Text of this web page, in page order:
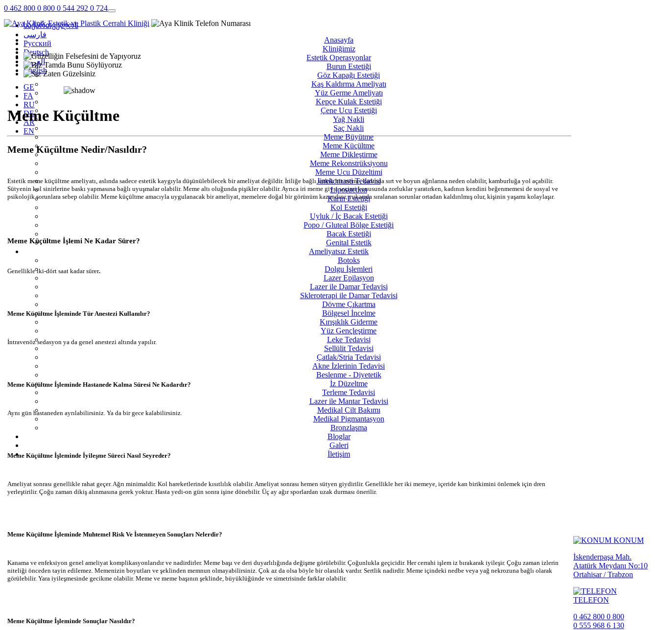
0 462 800 0 800 0 544 292 0 724
საქართველოს
فارسی
Pусский
Deutsch
العربية
English
GE
FA
RU
DE
AR
EN
Anasayfa
Kliniğimiz
Estetik Operasyonlar
Burun Estetiği
Göz Kapağı Estetiği
Kaş Kaldırma Ameliyatı
Yüz Germe Ameliyatı
Kepçe Kulak Estetiği
Çene Ucu Estetiği
Yağ Nakli
Saç Nakli
Meme Büyütme
Meme Küçültme
Meme Dikleştirme
Meme Rekonstrüksiyonu
Meme Ucu Düzeltimi
Jinekomasti Tedavisi
Liposuction
Karın Estetiği
Kol Estetiği
Uyluk / İç Bacak Estetiği
Popo / Gluteal Bölge Estetiği
Bacak Estetiği
Genital Estetik
Ameliyatsız Estetik
Botoks
Dolgu İşlemleri
Lazer Epilasyon
Lazer ile Damar Tedavisi
Skleroterapi ile Damar Tedavisi
Dövme Çıkartma
Bölgesel İncelme
Kırışıklık Giderme
Yüz Gençleştirme
Leke Tedavisi
Sellülit Tedavisi
Çatlak/Stria Tedavisi
Akne İzlerinin Tedavisi
Beslenme - Diyetetik
İz Düzeltme
Terleme Tedavisi
Lazer ile Mantar Tedavisi
Medikal Cilt Bakımı
Medikal Pigmantasyon
Bronzlaşma
Bloglar
Galeri
İletişim
Meme Küçültme
Meme Küçültme Nedir/Nasıldır?
Estetik meme küçültme ameliyatı, aslında sadece estetik kaygıyla düşünülebilecek bir ameliyat değildir. İriliğe bağlı sarkık bir meme, kadında sırt ve boyun ağrılarına neden olabilir, kamburluğa yol açabilir.
Sütyenin kol sinirlerine baskı yapmasına bağlı uyuşmalar olabilir. Meme altı oluğunda pişikler olabilir. Ayrıca iri meme giysi seçimi konusunda zorluklar yaratırken, kadının kendini beğenmemesi de sosyal ve
psikolojik sorunlara sebep olabilir. Meme küçültme amacıyla uygulanacak bir ameliyat, memelere doğal bir görünüm kazandırır, yukarıda sıralanan sorunlar ortadan kaldırılmış olur, kişinin yaşamı kolaylaşır.
Meme Küçültme İşlemi Ne Kadar Sürer?
Genellikle iki-dört saat kadar sürer.
Meme Küçültme İşleminde Tür Anestezi Kullanılır?
İntravenöz sedasyon ya da genel anestezi altında yapılır.
Meme Küçültme İşleminde Hastanede Kalma Süresi Ne Kadardır?
Aynı gün hastaneden ayrılabilirsiniz. Ya da bir gece kalabilirsiniz.
Meme Küçültme İşleminde İyileşme Süreci Nasıl Seyreder?
Ameliyat sonrası genellikle rahat geçer. Ağrı minimaldir. Kol hareketlerinde kısıtlılık olabilir. Ameliyat sonrası hemen sütyen giydirilir. Genellikle her iki memeye, içeride kan birikimini önlemek için dren
yerleştirilir. Çoğu zaman dikiş alınmasına gerek yoktur. Hasta yedi-on gün sonra işine dönebilir. Üç ay ağır sporlardan uzak durması önerilir.
Meme Küçültme İşleminde Muhtemel Risk Ve İstenmeyen Sonuçları Nelerdir?
Kanama ve enfeksiyon genel ameliyat komplikasyonlarıdır ve nadirdirler. Meme başı ve deri duyarlılığında değişme görülebilir. Çoğunlukla geçicidir. Her cerrahi işlem iz bırakarak iyileşir. Çoğu zaman izlerin
niteliği önceden tayin edilemez. Memenizin boyutları ve şeklinden memnun olmayabilirsiniz. Çok az da olsa böyle bir olasılık vardır. Sertlik nadirdir. Meme içindeki nedbe veya yağ nekrozuna bağlı olarak
görülebilir. Yara iyileşmesinde gecikme olabilir. Meme ve meme başının şeklinde, büyüklüğünde ve simetrisinde farklar olabilir.
Meme Küçültme İşleminde Sonuçlar Nasıldır?
KONUM
İskenderpaşa Mah.
Atatürk Meydanı No:10
Ortahisar / Trabzon
TELEFON
0 462 800 0 800
0 555 968 6 130